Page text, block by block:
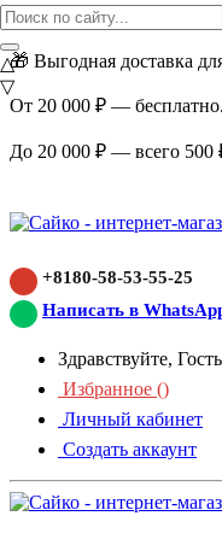
ВНИМАНИЕ АКЦИЯ!
🎁 Выгодная доставка
От 20 000 ₽ — бесплатно.
До 20 000 ₽ — всего 500
+8180-58-53-55-25
Написать в
Здравствуйте,
Избранное ()
Личный кабинет
Создать аккаунт
△
▽